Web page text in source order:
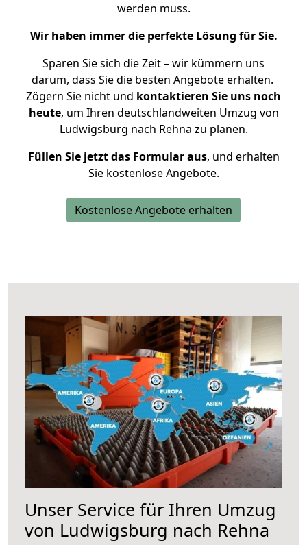
werden muss.
Wir haben immer die perfekte Lösung für Sie.
Sparen Sie sich die Zeit – wir kümmern uns
darum, dass Sie die besten Angebote erhalten.
Zögern Sie nicht und kontaktieren Sie uns noch
heute, um Ihren deutschlandweiten Umzug von
Ludwigsburg nach Rehna zu planen.
Füllen Sie jetzt das Formular aus, und erhalten
Sie kostenlose Angebote.
Kostenlose Angebote erhalten
Unser Service für Ihren Umzug
von Ludwigsburg nach Rehna